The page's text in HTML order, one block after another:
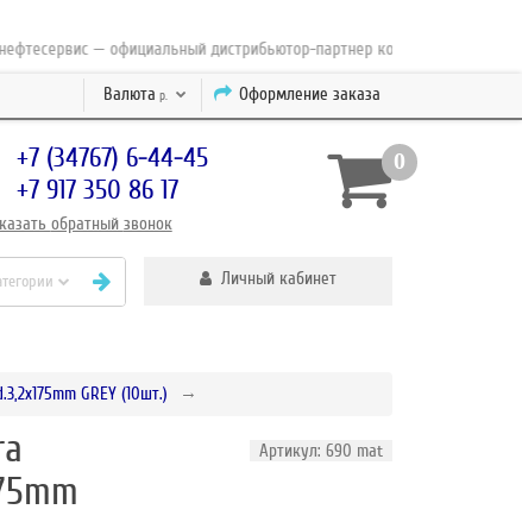
— официальный дистрибьютор-партнер концерна ESAB с 2010
Оформление заказа
Валюта р.
+7 (34767) 6-44-45
+7 917 350 86 17
обратный звонок
0
Личный кабинет
GREY (10шт.)
Артикул: 690 mat